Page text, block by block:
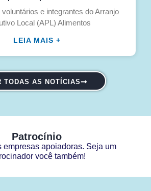
e integrantes do Arranjo
Local (APL) Alimentos
LEIA MAIS +
TODAS AS NOTÍCIAS
Patrocínio
empresas apoiadoras. Seja um
você também!